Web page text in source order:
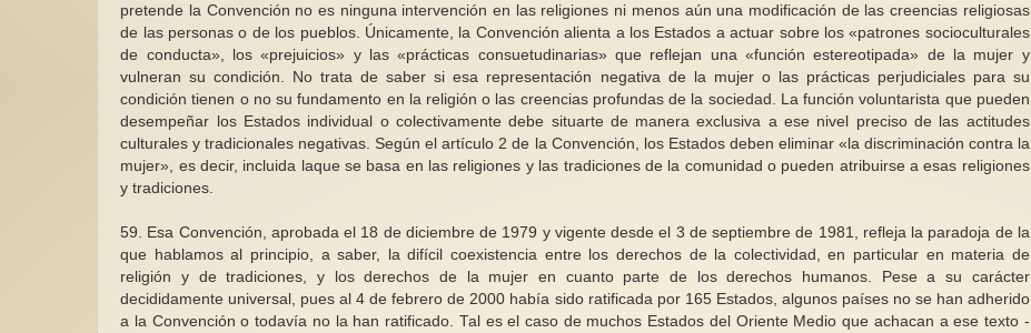
pretende la Convención no es ninguna intervención en las religiones ni menos aún una modificación de las creencias religiosas
de las personas o de los pueblos. Únicamente, la Convención alienta a los Estados a actuar sobre los «patrones socioculturales
de conducta», los «prejuicios» y las «prácticas consuetudinarias» que reflejan una «función estereotipada» de la mujer y
vulneran su condición. No trata de saber si esa representación negativa de la mujer o las prácticas perjudiciales para su
condición tienen o no su fundamento en la religión o las creencias profundas de la sociedad. La función voluntarista que pueden
desempeñar los Estados individual o colectivamente debe situarte de manera exclusiva a ese nivel preciso de las actitudes
culturales y tradicionales negativas. Según el artículo 2 de la Convención, los Estados deben eliminar «la discriminación contra la
mujer», es decir, incluida laque se basa en las religiones y las tradiciones de la comunidad o pueden atribuirse a esas religiones
y tradiciones.
59. Esa Convención, aprobada el 18 de diciembre de 1979 y vigente desde el 3 de septiembre de 1981, refleja la paradoja de la
que hablamos al principio, a saber, la difícil coexistencia entre los derechos de la colectividad, en particular en materia de
religión y de tradiciones, y los derechos de la mujer en cuanto parte de los derechos humanos. Pese a su carácter
decididamente universal, pues al 4 de febrero de 2000 había sido ratificada por 165 Estados, algunos países no se han adherido
a la Convención o todavía no la han ratificado. Tal es el caso de muchos Estados del Oriente Medio que achacan a ese texto -